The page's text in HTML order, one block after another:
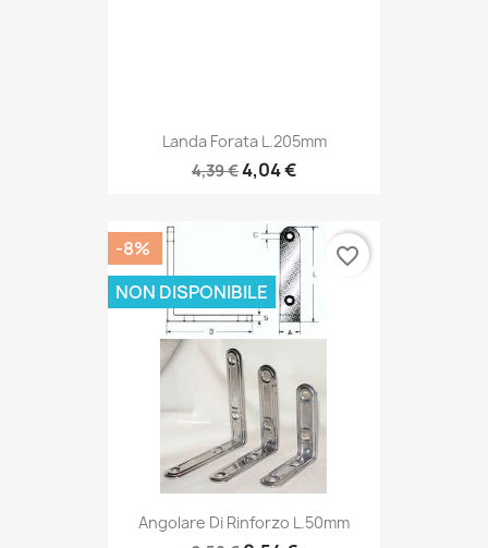
Landa Forata L.205mm
4,39 €4,04 €
Angolare Di Rinforzo L.50mm
-8%
NON DISPONIBILE
favorite_border